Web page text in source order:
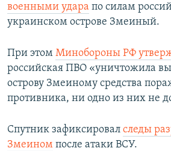
военными удара по силам
украинском острове Змеиный.
При этом Минобороны РФ
российская ПВО «уничтожила
острову Змеиному средства
противника, ни одно из них не
Спутник зафиксировал следы
Змеином после атаки ВСУ.